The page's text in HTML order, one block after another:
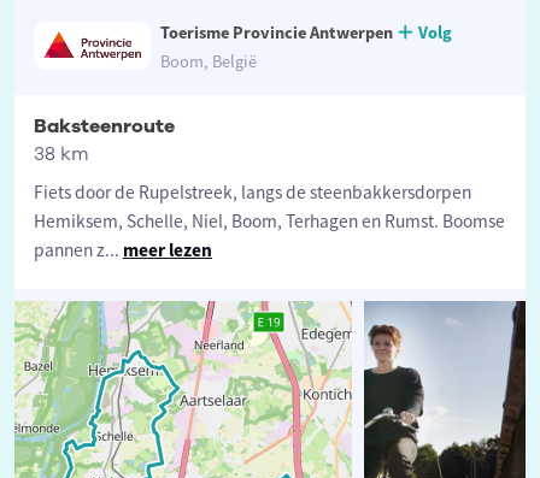
Toerisme Provincie Antwerpen
Volg
Boom, België
Baksteenroute
38 km
Fiets door de Rupelstreek, langs de steenbakkersdorpen
Hemiksem, Schelle, Niel, Boom, Terhagen en Rumst. Boomse
pannen z... meer lezen